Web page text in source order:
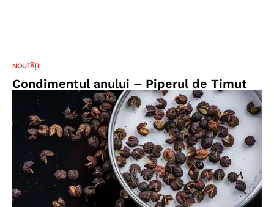
NOUTĂȚI
Condimentul anului – Piperul de Timut